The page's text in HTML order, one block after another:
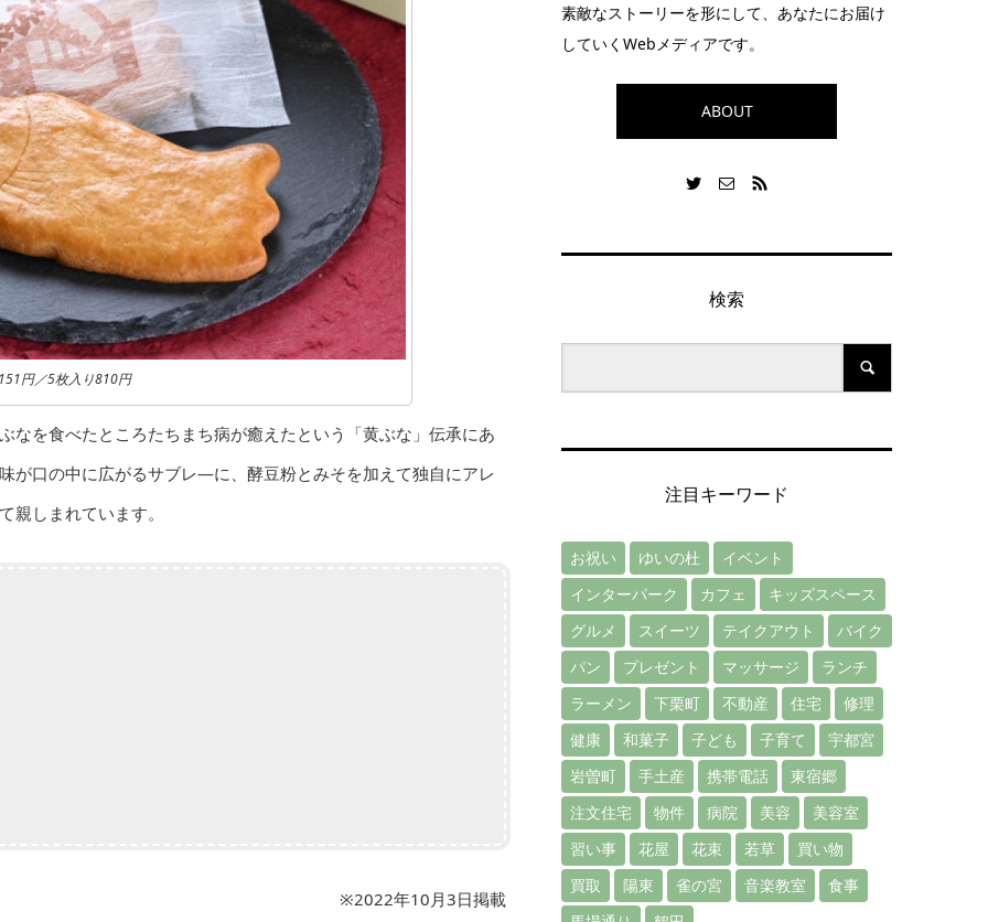
円／5枚入り810円
なを食べたところたちまち病が癒えたという「黄ぶな」伝承にあ
が口の中に広がるサブレ―に、酵豆粉とみそを加えて独自にアレ
親しまれています。
※2022年10月3日掲載
素敵なストーリーを形にして、あなたにお届け
していくWebメディアです。
ABOUT
検索
注目キーワード
お祝い ゆいの杜
イベント
インターパーク
カフェ
キッズスペース
グルメ
スイーツ テイクアウト
バイク
パン
プレゼント マッサージ
ランチ
ラーメン
下栗町 不動産 住宅
修理
健康
和菓子 子ども 子育て
宇都宮
岩曽町
手土産 携帯電話
東宿郷
注文住宅
物件 病院 美容
美容室
習い事
花屋 花束 若草
買い物
買取
陽東 雀の宮 音楽教室
食事